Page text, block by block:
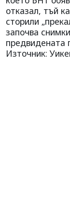
отказал, тъй
сторили
започва
предвидената
Източник: